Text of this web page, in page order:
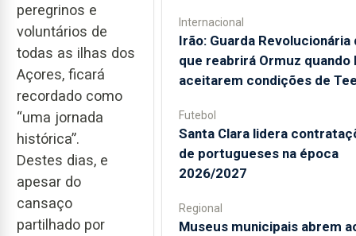
peregrinos e
voluntários de
todas as ilhas dos
Açores, ficará
recordado como
“uma jornada
histórica”.
Destes dias, e
apesar do
cansaço
partilhado por
Internacional
Irão: Guarda Revolucionária
que reabrirá Ormuz quando
aceitarem condições de
Futebol
Santa Clara lidera
de portugueses na época
2026/2027
Regional
Museus municipais abrem